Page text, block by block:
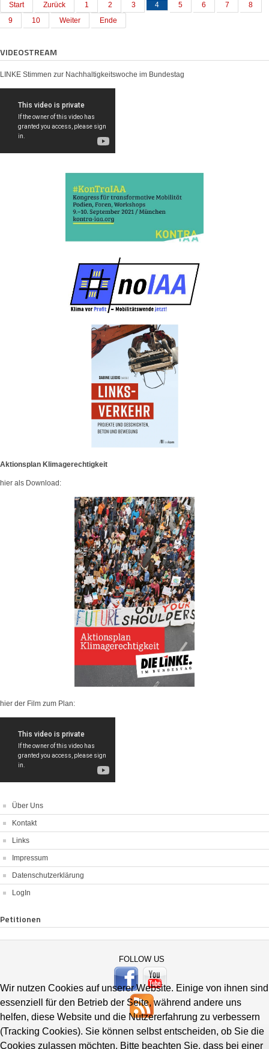
Start Zurück 1 2 3 4 5 6 7
8
9
10 Weiter Ende
VIDEOSTREAM
LINKE Stimmen zur Nachhaltigkeitswoche im Bundestag
Aktionsplan Klimagerechtigkeit
hier als Download:
hier der Film zum Plan:
Über Uns
Kontakt
Links
Impressum
Datenschutzerklärung
LogIn
Petitionen
FOLLOW US
Wir nutzen Cookies auf unserer Website. Einige von ihnen sind
essenziell für den Betrieb der Seite, während andere uns
helfen, diese Website und die Nutzererfahrung zu verbessern
(Tracking Cookies). Sie können selbst entscheiden, ob Sie die
Cookies zulassen möchten. Bitte beachten Sie, dass bei einer